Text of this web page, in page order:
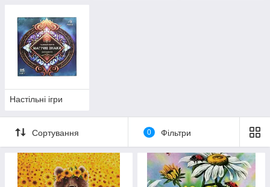
Настільні ігри
Сортування 0 Фільтри